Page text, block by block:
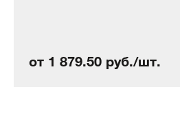
от 1 879.50 руб./шт.